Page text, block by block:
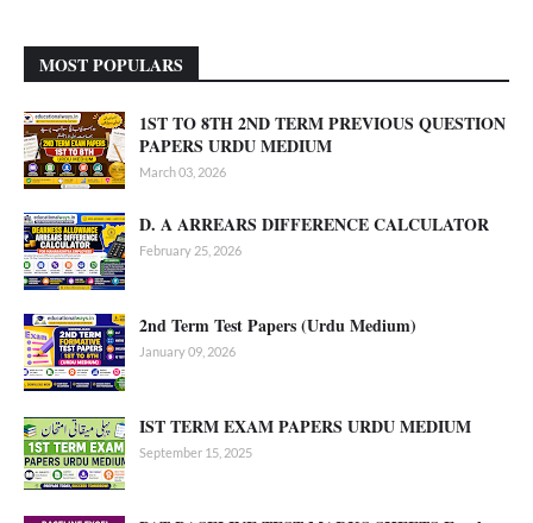
MOST POPULARS
1ST TO 8TH 2ND TERM PREVIOUS QUESTION
PAPERS URDU MEDIUM
March 03, 2026
D. A ARREARS DIFFERENCE CALCULATOR
February 25, 2026
2nd Term Test Papers (Urdu Medium)
January 09, 2026
IST TERM EXAM PAPERS URDU MEDIUM
September 15, 2025